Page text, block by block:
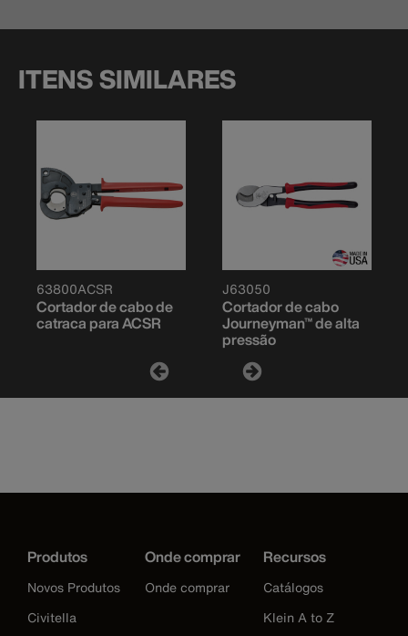
ITENS SIMILARES
63800ACSR
Cortador de cabo de
catraca para ACSR
J63050
Cortador de cabo
Journeyman™ de alta
pressão
Produtos
Novos Produtos
Civitella
Onde comprar
Onde comprar
Recursos
Catálogos
Klein A to Z